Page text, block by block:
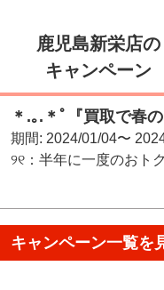
鹿児島新栄店の
キャンペーン
期間: 2024/01/04〜
キャンペーン一覧を